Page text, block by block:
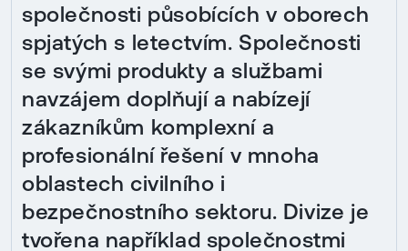
společnosti působících v oborech
spjatých s letectvím. Společnosti
se svými produkty a službami
navzájem doplňují a nabízejí
zákazníkům komplexní a
profesionální řešení v mnoha
oblastech civilního i
bezpečnostního sektoru. Divize je
tvořena například společnostmi